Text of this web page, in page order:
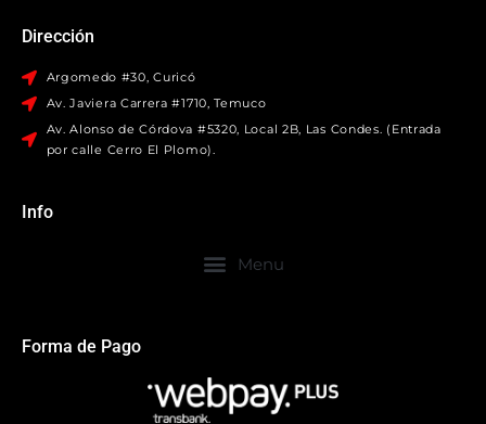
Dirección
Argomedo #30, Curicó
Av. Javiera Carrera #1710, Temuco
Av. Alonso de Córdova #5320, Local 2B, Las Condes. (Entrada
por calle Cerro El Plomo).
Info
Forma de Pago